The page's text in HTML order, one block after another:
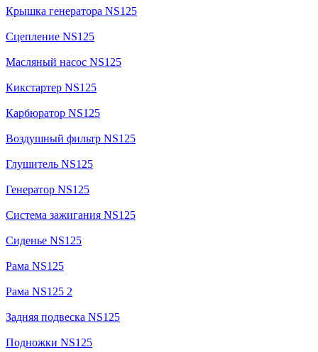
Крышка генератора NS125
Сцепление NS125
Масляный насос NS125
Кикстартер NS125
Карбюратор NS125
Воздушный фильтр NS125
Глушитель NS125
Генератор NS125
Система зажигания NS125
Сиденье NS125
Рама NS125
Рама NS125 2
Задняя подвеска NS125
Подножки NS125